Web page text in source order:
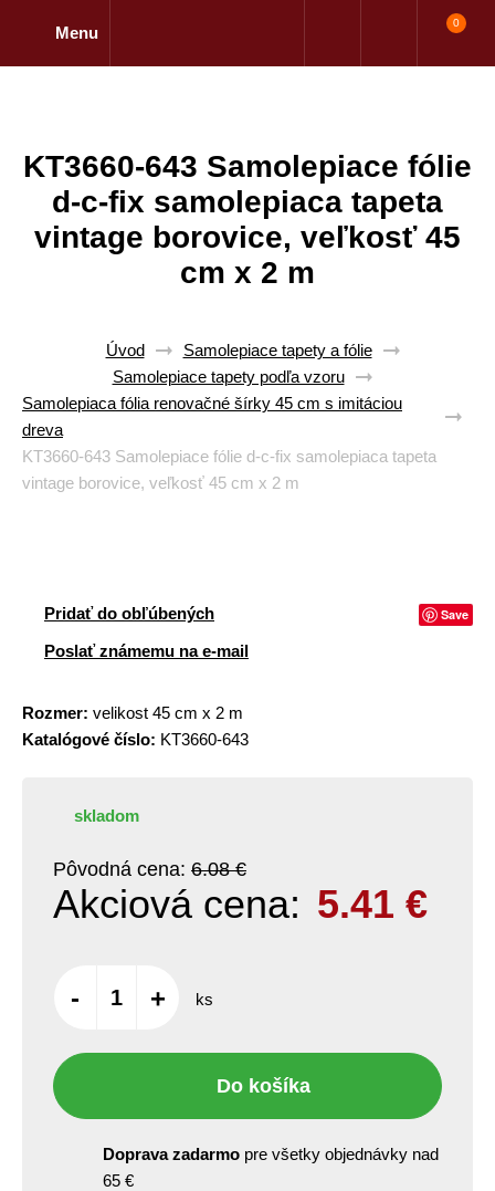
Menu
0
KT3660-643 Samolepiace fólie
d-c-fix samolepiaca tapeta
vintage borovice, veľkosť 45
cm x 2 m
Úvod
Samolepiace tapety a fólie
Samolepiace tapety podľa vzoru
Samolepiaca fólia renovačné šírky 45 cm s imitáciou
dreva
KT3660-643 Samolepiace fólie d-c-fix samolepiaca tapeta
vintage borovice, veľkosť 45 cm x 2 m
Pridať do obľúbených Save
Poslať známemu na e-mail
Rozmer: velikost 45 cm x 2 m
Katalógové číslo: KT3660-643
skladom
Pôvodná cena: 6.08 €
Akciová cena: 5.41 €
- + ks
Do košíka
Doprava zadarmo pre všetky objednávky nad
65 €